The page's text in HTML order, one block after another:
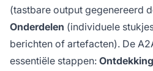
(tastbare output gegenereerd
Onderdelen (individuele
berichten of artefacten). De
essentiële stappen: Ontdekking